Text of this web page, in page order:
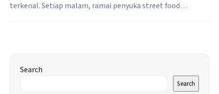
terkenal. Setiap malam, ramai penyuka street food…
Search
Search